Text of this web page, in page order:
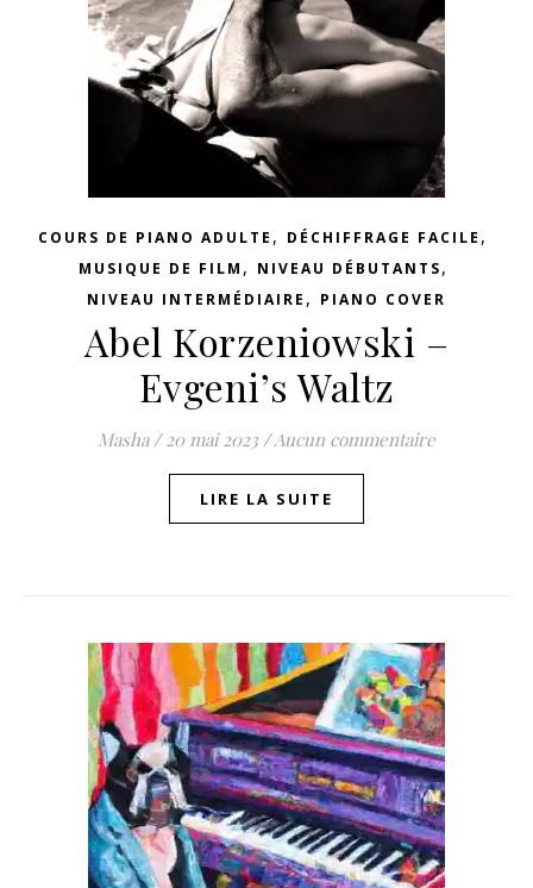
COURS DE PIANO ADULTE , DÉCHIFFRAGE FACILE ,
MUSIQUE DE FILM , NIVEAU DÉBUTANTS,
NIVEAU INTERMÉDIAIRE , PIANO COVER
Abel Korzeniowski –
Evgeni’s Waltz
Masha / 20 mai 2023 /Aucun commentaire
LIRE LA SUITE